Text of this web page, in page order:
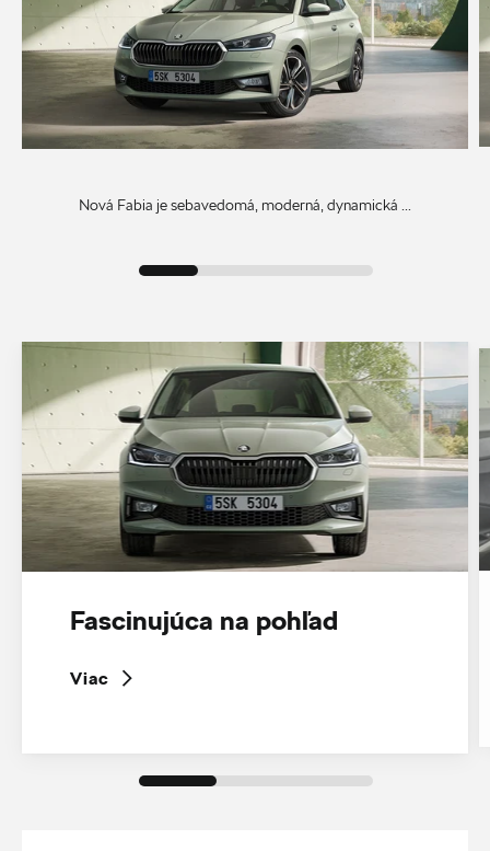
Nová Fabia je sebavedomá, moderná, dynamická ...
Fascinujúca na pohľad
Viac